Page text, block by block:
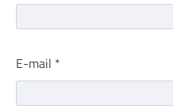
E-mail *